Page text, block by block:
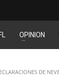
OPINION
DE